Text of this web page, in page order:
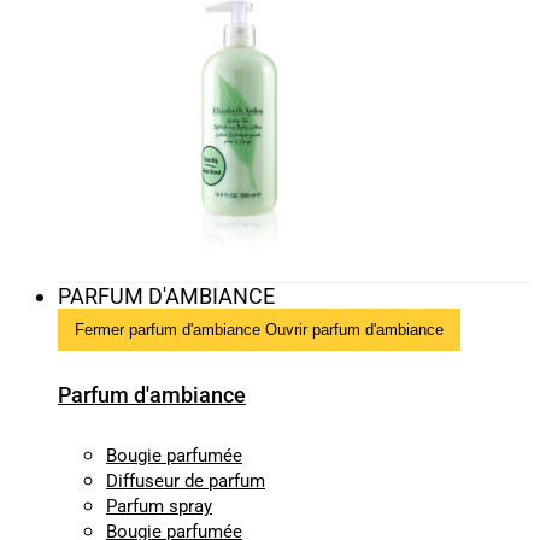
PARFUM D'AMBIANCE
Fermer parfum d'ambiance Ouvrir parfum d'ambiance
Parfum d'ambiance
Bougie parfumée
Diffuseur de parfum
Parfum spray
Bougie parfumée